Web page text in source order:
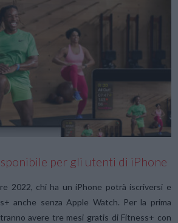
VIEW POST
per gli utenti di iPhone
2022, chi ha un iPhone potrà iscriversi e
anche senza Apple Watch. Per la prima
avere tre mesi gratis di Fitness+ con